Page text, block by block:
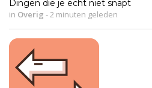
Dingen die je echt niet snapt
in Overig -2 minuten geleden